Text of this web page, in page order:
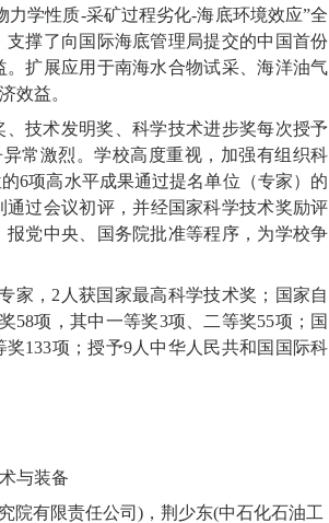
学性质-采矿过程劣化-海底环境效应”全
撑了向国际海底管理局提交的中国首份
扩展应用于南海水合物试采、海洋油气
效益。
技术发明奖、科学技术进步奖每次授予
常激烈。学校高度重视，加强有组织科
6项高水平成果通过提名单位（专家）的
过会议初评，并经国家科学技术奖励评
党中央、国务院批准等程序，为学校争
家，2人获国家最高科学技术奖；国家自
58项，其中一等奖3项、二等奖55项；国
133项；授予9人中华人民共和国国际科
与装备
院有限责任公司)，荆少东(中石化石油工